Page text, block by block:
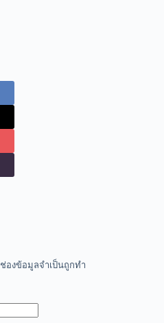
ช่องข้อมูลจำเป็นถูกทำ